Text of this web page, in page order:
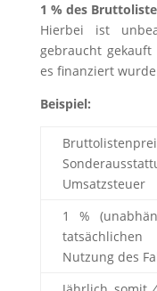
1 % des
Hierbei ist
gebraucht
es finanziert
Beispiel:
Umsatzsteuer
1 %
Nutzung des